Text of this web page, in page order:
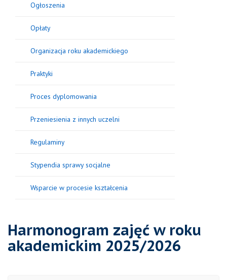
Harmonogram zajęć w roku
akademickim 2025/2026
Ogłoszenia
Opłaty
Organizacja roku akademickiego
Praktyki
Proces dyplomowania
Przeniesienia z innych uczelni
Regulaminy
Stypendia sprawy socjalne
Wsparcie w procesie kształcenia